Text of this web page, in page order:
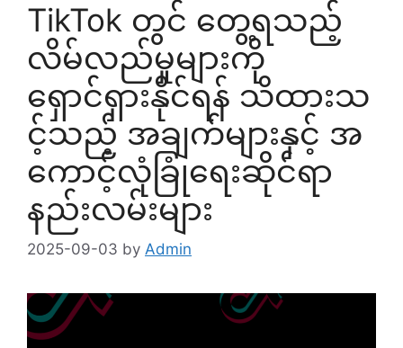
TikTok တွင် တွေ့ရသည့်
လိမ်လည်မှုများကို
ရှောင်ရှားနိုင်ရန် သိထားသ
င့်သည့် အချက်များနှင့် အ
ကောင့်လုံခြုံရေးဆိုင်ရာ
နည်းလမ်းများ
2025-09-03 by Admin